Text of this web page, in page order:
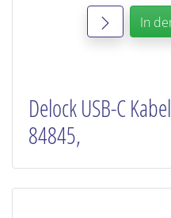
In
Delock USB-C
84845,